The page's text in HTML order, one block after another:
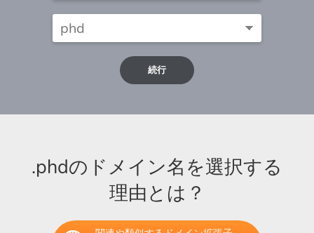
続行
.phdのドメイン名を選択する
理由とは？